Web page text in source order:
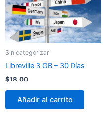
Sin categorizar
Libreville 3 GB – 30 Días
$18.00
Añadir al carrito